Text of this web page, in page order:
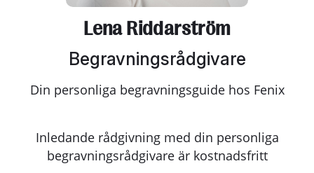
Lena Riddarström
Begravningsrådgivare
Din personliga begravningsguide hos Fenix
Inledande rådgivning med din personliga
begravningsrådgivare är kostnadsfritt